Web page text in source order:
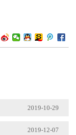
2019-10-29
2019-12-07